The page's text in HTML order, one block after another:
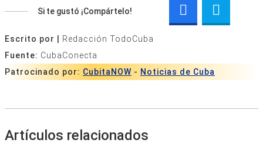
Si te gustó ¡Compártelo!
Escrito por |
Redacción TodoCuba
Fuente: CubaConecta
Patrocinado por: CubitaNOW - Noticias de Cuba
Artículos relacionados